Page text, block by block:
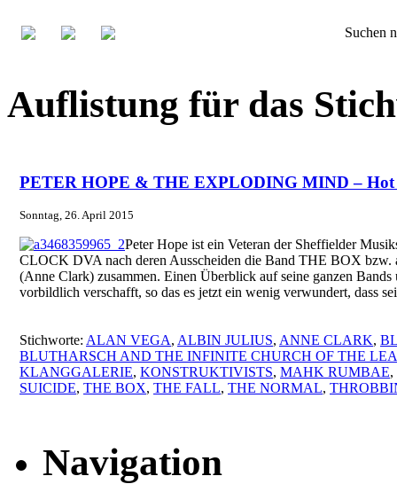
Suchen
Auflistung für das
PETER HOPE & THE EXPLODING MIND –
Sonntag, 26. April 2015
Peter Hope ist ein Veteran der Sheffielder
CLOCK DVA nach deren Ausscheiden die Band THE BOX
(Anne Clark) zusammen. Einen Überblick auf seine ganzen
vorbildlich verschafft, so das es jetzt ein wenig verwundert, dass
Stichworte: ALAN VEGA, ALBIN JULIUS, ANNE CLARK,
BLUTHARSCH AND THE INFINITE CHURCH OF THE
KLANGGALERIE, KONSTRUKTIVISTS, MAHK RUMBAE,
SUICIDE, THE BOX, THE FALL, THE NORMAL,
Navigation